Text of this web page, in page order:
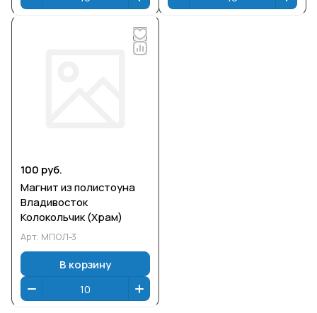
100 руб.
Магнит из полистоуна
Владивосток
Колокольчик (Храм)
Арт. МПОЛ-3
В корзину